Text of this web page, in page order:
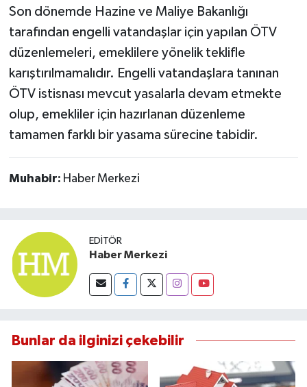
Son dönemde Hazine ve Maliye Bakanlığı
tarafından engelli vatandaşlar için yapılan ÖTV
düzenlemeleri, emeklilere yönelik teklifle
karıştırılmamalıdır. Engelli vatandaşlara tanınan
ÖTV istisnası mevcut yasalarla devam etmekte
olup, emekliler için hazırlanan düzenleme
tamamen farklı bir yasama sürecine tabidir.
Muhabir: Haber Merkezi
EDITÖR
Haber Merkezi
Bunlar da ilginizi çekebilir